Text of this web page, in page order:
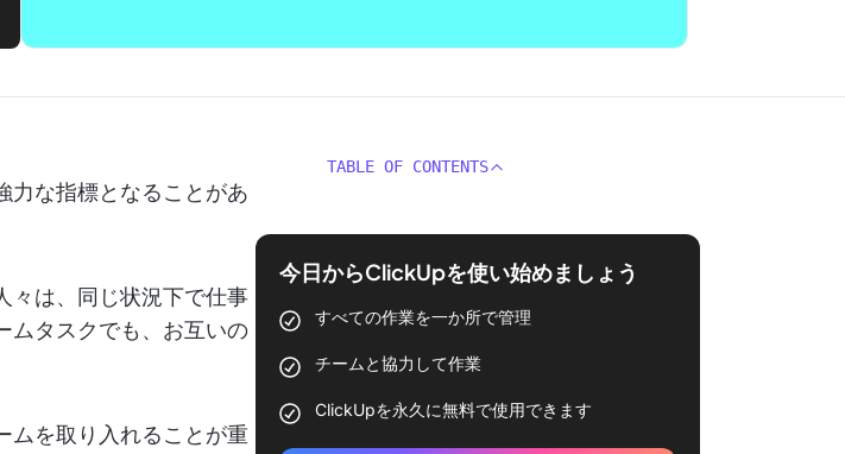
力な指標となることがあ
々は、同じ状況下で仕事
ムタスクでも、お互いの
ムを取り入れることが重
TABLE OF CONTENTS
今日からClickUpを使い始めましょう
すべての作業を一か所で管理
チームと協力して作業
ClickUpを永久に無料で使用できます